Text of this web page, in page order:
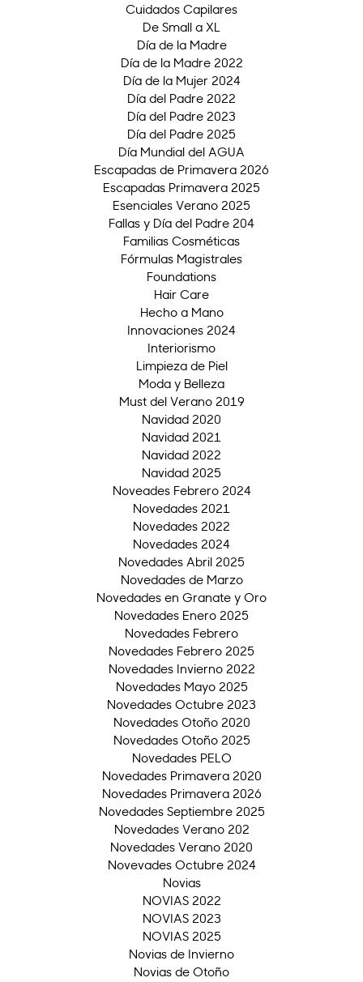
Cuidados Capilares
De Small a XL
Día de la Madre
Día de la Madre 2022
Día de la Mujer 2024
Día del Padre 2022
Día del Padre 2023
Día del Padre 2025
Día Mundial del AGUA
Escapadas de Primavera 2026
Escapadas Primavera 2025
Esenciales Verano 2025
Fallas y Día del Padre 204
Familias Cosméticas
Fórmulas Magistrales
Foundations
Hair Care
Hecho a Mano
Innovaciones 2024
Interiorismo
Limpieza de Piel
Moda y Belleza
Must del Verano 2019
Navidad 2020
Navidad 2021
Navidad 2022
Navidad 2025
Noveades Febrero 2024
Novedades 2021
Novedades 2022
Novedades 2024
Novedades Abril 2025
Novedades de Marzo
Novedades en Granate y Oro
Novedades Enero 2025
Novedades Febrero
Novedades Febrero 2025
Novedades Invierno 2022
Novedades Mayo 2025
Novedades Octubre 2023
Novedades Otoño 2020
Novedades Otoño 2025
Novedades PELO
Novedades Primavera 2020
Novedades Primavera 2026
Novedades Septiembre 2025
Novedades Verano 202
Novedades Verano 2020
Novevades Octubre 2024
Novias
NOVIAS 2022
NOVIAS 2023
NOVIAS 2025
Novias de Invierno
Novias de Otoño